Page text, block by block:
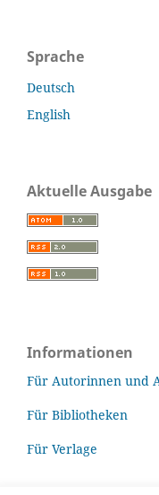
Sprache
Deutsch
English
Aktuelle Ausgabe
Informationen
Für Autorinnen und
Für Bibliotheken
Für Verlage